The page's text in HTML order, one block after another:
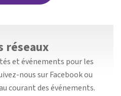
réseaux
et événements pour les
nous sur Facebook ou
courant des événements.